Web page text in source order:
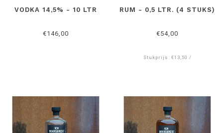
VODKA 14,5% - 10 LTR
€146,00
RUM - 0,5 LTR. (4 STUKS)
€54,00
Stukprijs: €13,50 /